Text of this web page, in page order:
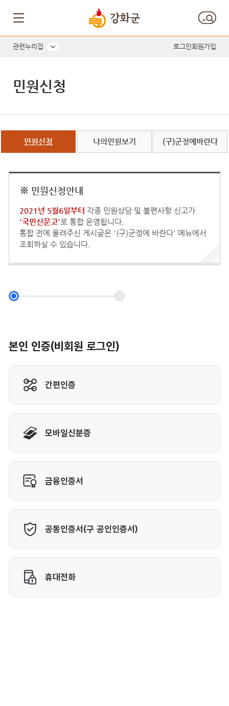
관련누리집 로그인회원가입
민원신청
민원신청 나의민원보기 (구)군정에바란다
※ 민원신청안내
2021년 5월6일부터 각종 민원상담 및 불편사항 신고가
'국민신문고'로 통합 운영됩니다.
통합 전에 올려주신 게시글은 '(구)군정에 바란다' 메뉴에서
조회하실 수 있습니다.